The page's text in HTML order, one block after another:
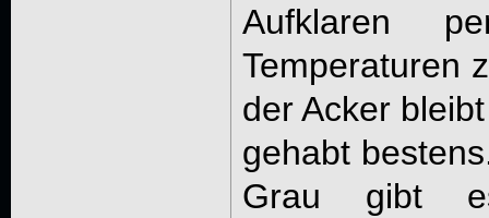
Aufklaren
Temperaturen
der Acker
gehabt
Grau gibt